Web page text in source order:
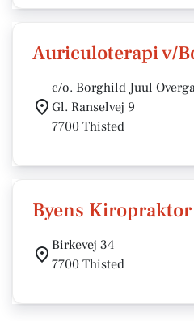
Auriculoterapi v/
c/o. Borghild Juul
Gl. Ranselvej 9
7700 Thisted
Byens Kiropraktor
Birkevej 34
7700 Thisted